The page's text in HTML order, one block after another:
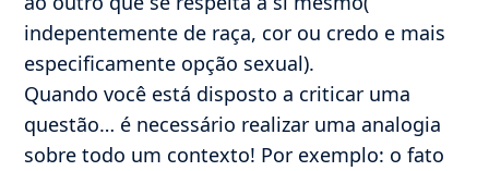
indepentemente de raça, cor ou credo e mais
especificamente opção sexual).
Quando você está disposto a criticar uma
questão… é necessário realizar uma analogia
sobre todo um contexto! Por exemplo: o fato